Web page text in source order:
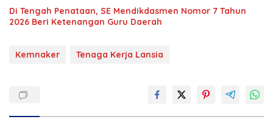
Di Tengah Penataan, SE Mendikdasmen Nomor 7 Tahun
2026 Beri Ketenangan Guru Daerah
Kemnaker Tenaga Kerja Lansia